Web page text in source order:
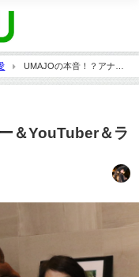
UMAJOの本音！？アナウ
＆YouTuber＆ラ